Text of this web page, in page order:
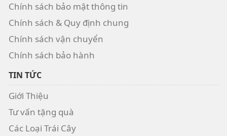
Chính sách bảo mật thông tin
Chính sách & Quy định chung
Chính sách vận chuyển
Chính sách bảo hành
TIN TỨC
Giới Thiệu
Tư vấn tặng quà
Các Loại Trái Cây